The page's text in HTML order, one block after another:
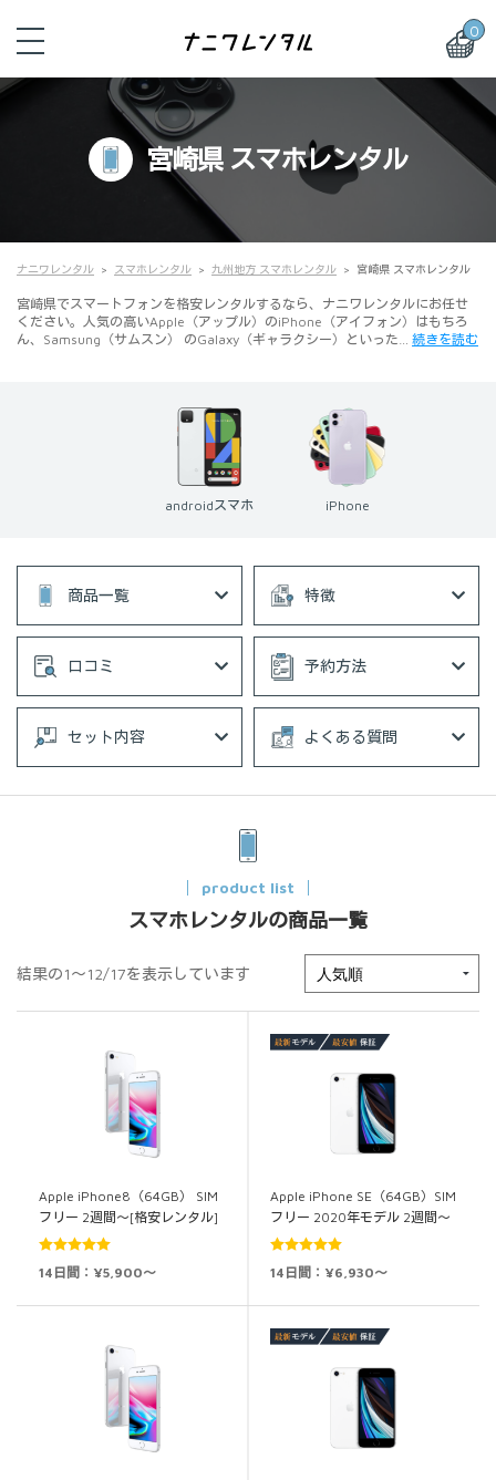
0
宮崎県 スマホレンタル
ナニワレンタル スマホレンタル 九州地方 スマホレンタル 宮崎県 スマホレンタル
宮崎県でスマートフォンを格安レンタルするなら、ナニワレンタルにお任せ
ください。人気の高いApple（アップル）のiPhone（アイフォン）はもちろ
ん、Samsung（サムスン） のGalaxy（ギャラクシー）といった… 続きを読む
androidスマホ iPhone
商品一覧 特徴
口コミ 予約方法
セット内容 よくある質問
product list
スマホレンタルの商品一覧
結果の1～12/17を表示しています
Apple iPhone8（64GB） SIM
フリー 2週間～[格安レンタル]
5段階中5.00
14日間：¥5,900～
Apple iPhone SE（64GB）SIM
フリー 2020年モデル 2週間～
5段階中5.00
14日間：¥6,930～